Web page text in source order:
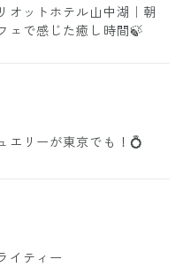
オットホテル山中湖｜朝
ェで感じた癒し時間🍃
エリーが東京でも！💍
イティー